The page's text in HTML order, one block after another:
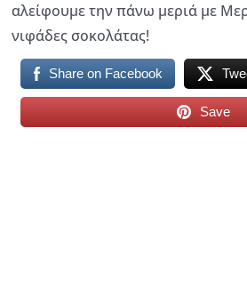
αλείφουμε την πάνω μεριά με
νιφάδες σοκολάτας!
Share on Facebook
Save